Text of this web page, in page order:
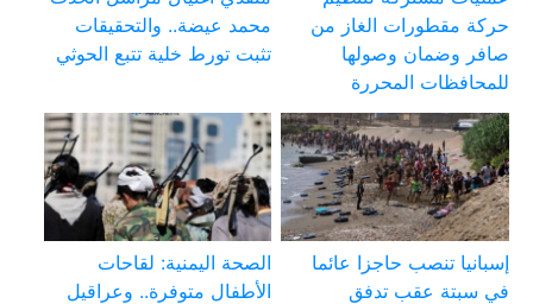
حركة مقطورات الغاز من
صافر وضمان وصولها
للمحافظات المحررة
محمد عيضة.. والتحقيقات
تثبت تورط خلية تتبع الحوثي
إسبانيا تنصب حاجزا عائما
في سبتة عقب تدفق
الصحة اليمنية: لقاحات
الأطفال متوفرة.. وعراقيل